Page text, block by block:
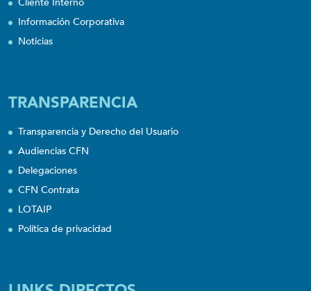
Información Corporativa
Noticias
TRANSPARENCIA
Transparencia y Derecho del Usuario
Audiencias CFN
Delegaciones
CFN Contrata
LOTAIP
Política de privacidad